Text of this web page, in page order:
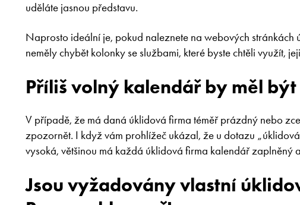
uděláte jasnou představu.
Naprosto ideální je, pokud naleznete na webových stránkách
neměly chybět kolonky se službami, které byste chtěli využít,
Příliš volný kalendář by měl
V případě, že má daná úklidová firma téměř prázdný nebo
zpozornět. I když vám prohlížeč ukázal, že u dotazu
vysoká, většinou má každá úklidová firma kalendář zaplněný
Jsou vyžadovány vlastní